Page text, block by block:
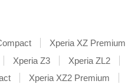
Xperia XZ Premium
Xperia Z3 Xperia ZL2
Xperia XZ2 Premium